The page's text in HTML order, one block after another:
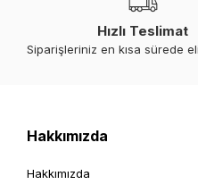
Hızlı Teslimat
Siparişleriniz en kısa sürede
Hakkımızda
Hakkımızda